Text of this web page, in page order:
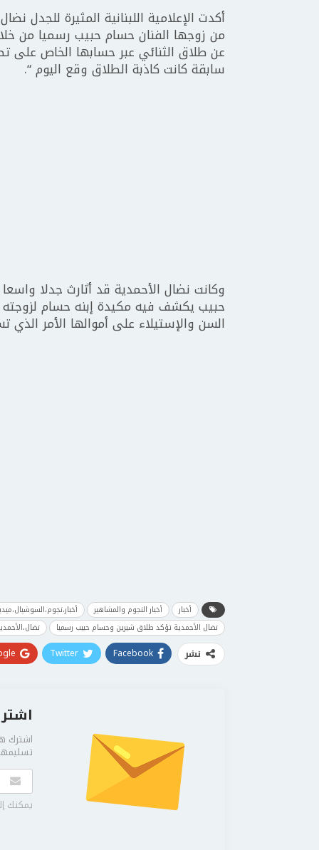
أكدت الإعلامية اللبنانية المثيرة للجدل
من زوجها الفنان حسام حبيب رسميا من
عن طلاق الثنائي عبر حسابها الخاص على
سابقة كانت كاذبة الطلاق وقع اليوم “.
وكانت نضال الأحمدية قد أثارث جدلا
حبيب يكشف فيه مكيدة إبنه حسام
السن والإستيلاء على أموالها الأمر الذي
أخبار أخبار النجوم والمشاهير
نضال الأحمدية تؤكد طلاق شيرين وحسام حبيب رسميا
نشر Facebook
Twitter
اشترك
يمكنك